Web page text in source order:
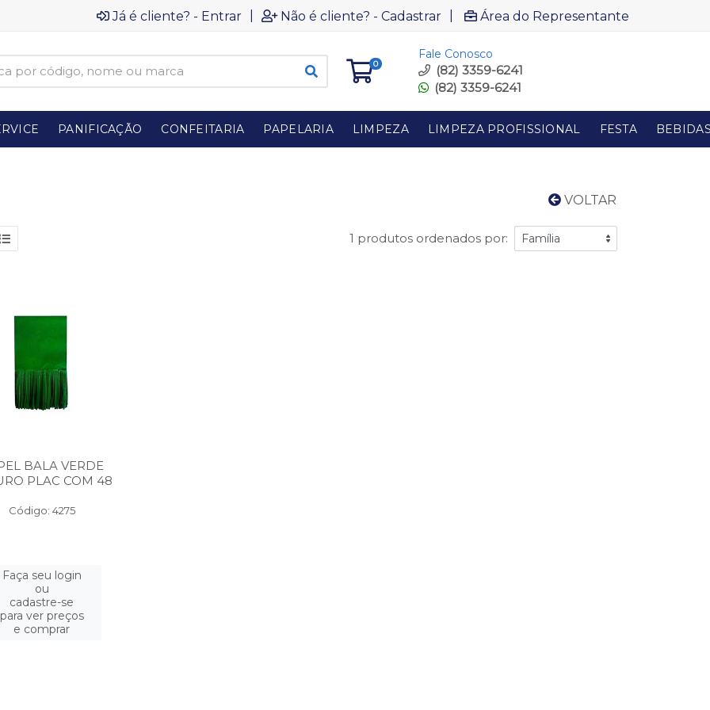
Já é cliente? - Entrar Não é cliente? - Cadastrar Área do Representante
0
Fale Conosco
(82) 3359-6241
(82) 3359-6241
PANIFICAÇÃO CONFEITARIA PAPELARIA LIMPEZA LIMPEZA PROFISSIONAL FESTA
VOLTAR
1 produtos ordenados por:
BALA VERDE
PLAC COM 48
Código: 4275
Faça seu login
ou
cadastre-se
para ver preços
e comprar